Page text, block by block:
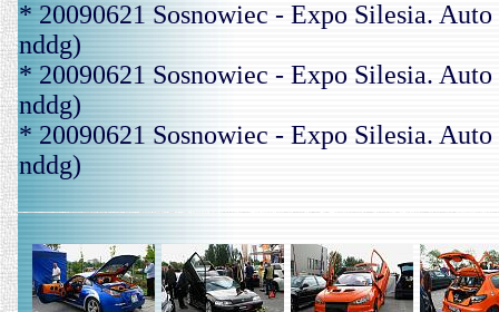
* 20090621 Sosnowiec - Expo Silesia.
nddg)
* 20090621 Sosnowiec - Expo Silesia.
nddg)
* 20090621 Sosnowiec - Expo Silesia.
nddg)